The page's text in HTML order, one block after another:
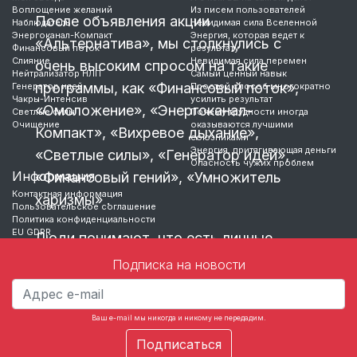
После объявления акции
«Альтернатива», мы столкнулись с
очень высоким спросом на такие
программы, как «Финансовый поток»,
«Омоложение», «Энергоканал-
Компакт», «Вихревое дыхание»,
«Светлые силы», «Генератор идей»,
«Финансовый гений», «Умножитель
харизмы» .
Люди понимают, что есть личные
задачи и их нужно каким-то образом
решать.
Для решения каждой задачи требуется
определенный метод.
Воплощение желаний
Наблюдатель
Энергоканал-Компакт
Финансовый поток
Слияние
Нейтрализатор НЛП
Генератор идей
Чакры-Интенсив
Светлые силы
Очищение
Из писем пользователей
Невидимая сила Вселенной
Энергия, которая ведет к
результату
Невидимая сила перемен
Самый ценный навык
Простой способ многократно
усилить результат
Почему трудности иногда
оказываются лучшими
союзниками
Энергия, притягивающая деньги
Опасность чужих проблем
Информация
Контактная информация
Пользовательское соглашение
Политика конфиденциальности
EU GDPR
Подписка на новости
Ваш e-mail мы никогда и никому не передадим.